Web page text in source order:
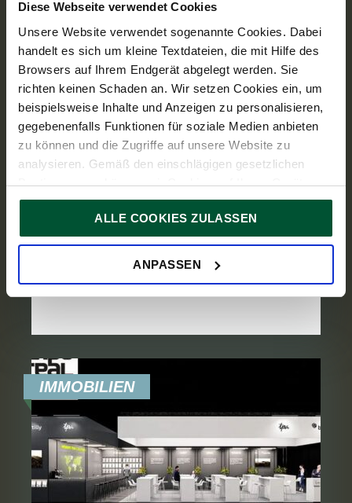
Diese Webseite verwendet Cookies
Unsere Website verwendet sogenannte Cookies. Dabei
handelt es sich um kleine Textdateien, die mit Hilfe des
Browsers auf Ihrem Endgerät abgelegt werden. Sie
richten keinen Schaden an. Wir setzen Cookies ein, um
beispielsweise Inhalte und Anzeigen zu personalisieren,
gegebenenfalls Funktionen für soziale Medien anbieten
zu können und die Zugriffe auf unsere Website zu
analysieren. Gemäß den einschlägigen gesetzlichen
Bestimmungen können wir Cookies auf Ihrem Gerät
speichern, wenn diese für den Betrieb unserer Website
unbedingt notwendig sind. Für alle anderen Cookie-Typen
ersuchen wir um Ihre Einwilligung.
Sie können Ihre Einwilligung jederzeit in der
ALLE COOKIES ZULASSEN
ANPASSEN
7. Juli 2025 News
2 Min. Lesedauer
TPA wächst weiter:
Steuerberatung Metis wird Teil von
TPA
mit Juli 2025 der TPA Gruppe an. Damit
IMMOBILIEN